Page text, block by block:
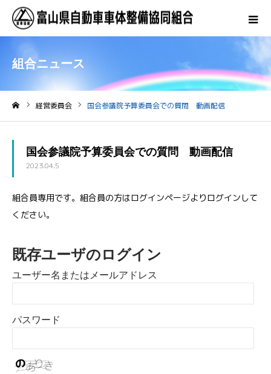
組合ニュース
経営委員会 国会参議院予算委員会での質問 動画配信
国会参議院予算委員会での質問 動画配信
2023.04.5
組合員専用です。組合員の方はログインページよりログインして
ください。
既存ユーザのログイン
ユーザー名またはメールアドレス
パスワード